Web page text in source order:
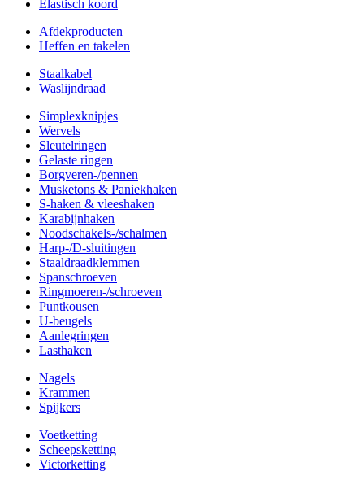
Elastisch koord
Afdekproducten
Heffen en takelen
Staalkabel
Waslijndraad
Simplexknipjes
Wervels
Sleutelringen
Gelaste ringen
Borgveren-/pennen
Musketons & Paniekhaken
S-haken & vleeshaken
Karabijnhaken
Noodschakels-/schalmen
Harp-/D-sluitingen
Staaldraadklemmen
Spanschroeven
Ringmoeren-/schroeven
Puntkousen
U-beugels
Aanlegringen
Lasthaken
Nagels
Krammen
Spijkers
Voetketting
Scheepsketting
Victorketting